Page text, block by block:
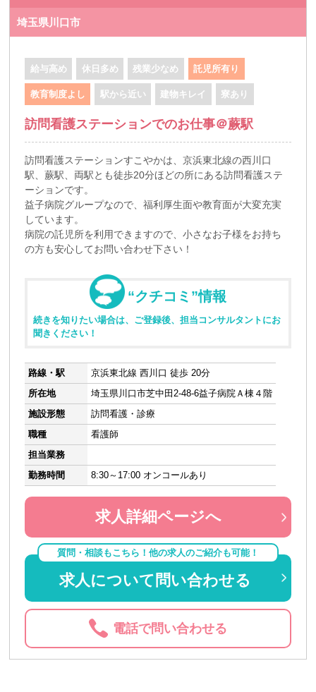
埼玉県川口市
給与高め 休日多め 残業少なめ 託児所有り
教育制度よし 駅から近い 建物キレイ 寮あり
訪問看護ステーションでのお仕事＠蕨駅
訪問看護ステーションすこやかは、京浜東北線の西川口
駅、蕨駅、両駅とも徒歩20分ほどの所にある訪問看護ステ
ーションです。
益子病院グループなので、福利厚生面や教育面が大変充実
しています。
病院の託児所を利用できますので、小さなお子様をお持ち
の方も安心してお問い合わせ下さい！
“クチコミ”情報
続きを知りたい場合は、ご登録後、担当コンサルタントにお
聞きください！
路線・駅
京浜東北線 西川口 徒歩 20分
所在地
埼玉県川口市芝中田2-48-6益子病院Ａ棟４階
施設形態
訪問看護・診療
職種
看護師
担当業務
勤務時間
8:30～17:00 オンコールあり
求人詳細ページへ
質問・相談もこちら！他の求人のご紹介も可能！
求人について問い合わせる
電話で問い合わせる